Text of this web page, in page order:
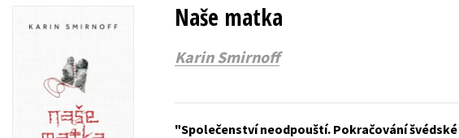
ASTERIX S DÁRKEM
🎁DÁRKOVÉ PUBLIKACE
✉️ DÁRKOVÉ POUKAZY
Auto - moto
Digitální fotografie
Esoterika a duchovní svět
Naše matka
Karin Smirnoff
Společenství neodpouští. Pokračování